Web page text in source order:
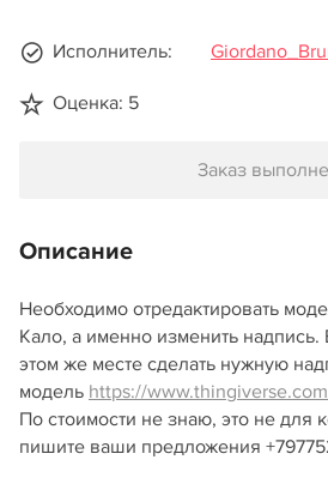
Исполнитель:
Оценка: 5
Заказ
Описание
Необходимо отредактировать
Кало, а именно изменить надпись.
этом же месте сделать нужную
модель https://
По стоимости не знаю, это не для
пишите ваши предложения